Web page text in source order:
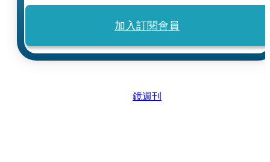
加入訂閱會員
鏡週刊